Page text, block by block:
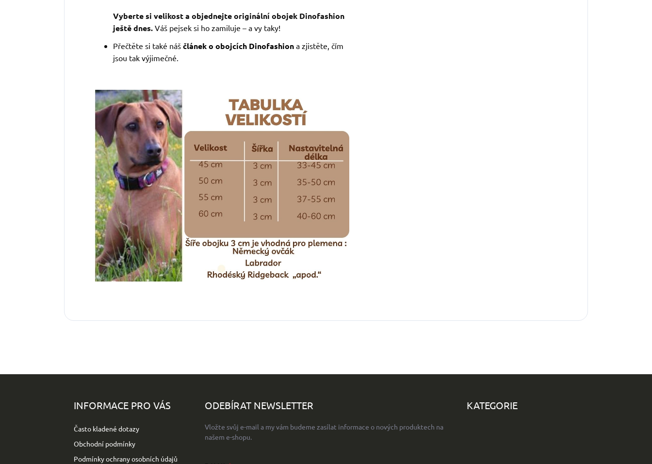
Vyberte si velikost a objednejte originální obojek Dinofashion
ještě dnes. Váš pejsek si ho zamiluje – a vy taky!
Přečtěte si také náš článek o obojcích Dinofashion a zjistěte, čím
jsou tak výjimečné.
INFORMACE PRO VÁS
Často kladené dotazy
Obchodní podmínky
Podmínky ochrany osobních údajů
ODEBÍRAT NEWSLETTER
Vložte svůj e-mail a my vám budeme zasílat informace o nových produktech na
našem e-shopu.
KATEGORIE